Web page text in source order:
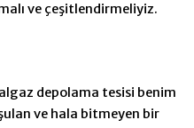
ve çeşitlendirmeliyiz.
depolama tesisi benim
ve hala bitmeyen bir